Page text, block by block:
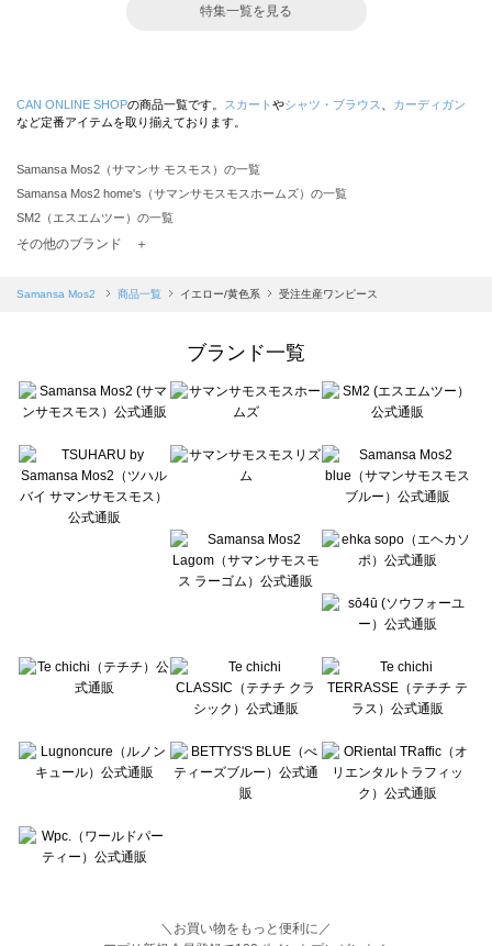
特集一覧を見る
CAN ONLINE SHOPの商品一覧です。 スカート やシャツ・ブラウス
カーディガン
など定番アイテムを取り揃えております。
Samansa Mos2（サマンサ モスモス）の一覧
Samansa Mos2 home's（サマンサモスモスホームズ）の一覧
SM2（エスエムツー）の一覧
TSUHARU by Samansa Mos2（ツハルバイサマンサモスモス）の一覧
Samansa Mos2 blue（サマンサモスモス ブルー）の一覧
Te chichi（テチチ）の一覧
Te chichi CLASSIC（テチチ クラシック）の一覧
Lugnoncure（ルノンキュール）の一覧
BETTY'S BLUE（べティーズブルー）の一覧
Wpc.（ワールドパーティー）の一覧
その他のブランド ＋
Samansa Mos2 商品一覧 イエロー/黄色系 受注生産ワンピース
ブランド一覧
＼お買い物をもっと便利に／